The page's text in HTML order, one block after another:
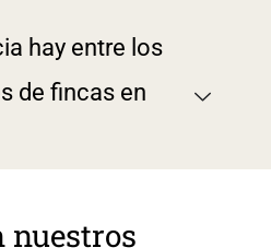
hay entre los
de fincas en
nuestros